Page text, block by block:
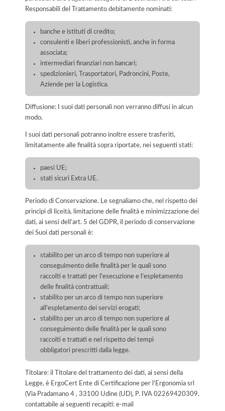
Responsabili del Trattamento debitamente nominati:
banche e istituti di credito;
consulenti e liberi professionisti, anche in forma
associata;
intermediari finanziari non bancari;
spedizionieri, Trasportatori, Padroncini, Poste,
Aziende per la Logistica.
Diffusione: I suoi dati personali non verranno diffusi in alcun
modo.
I suoi dati personali potranno inoltre essere trasferiti,
limitatamente alle finalità sopra riportate, nei seguenti stati:
paesi UE;
stati sicuri Extra UE.
Periodo di Conservazione. Le segnaliamo che, nel rispetto dei
principi di liceità, limitazione delle finalità e minimizzazione dei
dati, ai sensi dell’art. 5 del GDPR, il periodo di conservazione
dei Suoi dati personali è:
stabilito per un arco di tempo non superiore al
conseguimento delle finalità per le quali sono
raccolti e trattati per l'esecuzione e l'espletamento
delle finalità contrattuali;
stabilito per un arco di tempo non superiore
all'espletamento dei servizi erogati;
stabilito per un arco di tempo non superiore al
conseguimento delle finalità per le quali sono
raccolti e trattati e nel rispetto dei tempi
obbligatori prescritti dalla legge.
Titolare: il Titolare del trattamento dei dati, ai sensi della
Legge, è ErgoCert Ente di Certificazione per l'Ergonomia srl
(Via Pradamano 4 , 33100 Udine (UD), P. IVA 02269420309,
contattabile ai seguenti recapiti: e-mail